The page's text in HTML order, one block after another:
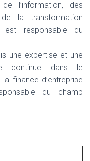
l’information, des
la transformation
est responsable du
une expertise et une
continue dans le
finance d’entreprise
du champ